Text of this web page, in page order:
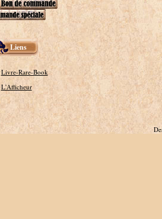
Liens
Livre-Rare-Book
L'Afficheur